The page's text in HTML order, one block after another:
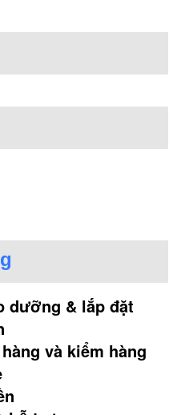
dưỡng & lắp đặt
và kiểm hàng